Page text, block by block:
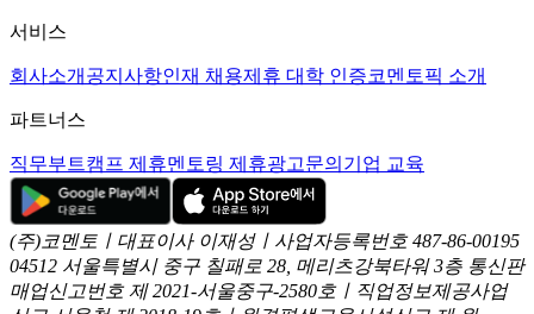
서비스
회사소개 공지사항인재 채용제휴 대학 인증코멘토픽 소개
파트너스
직무부트캠프 제휴멘토링 제휴광고문의 기업 교육
(주)코멘토ㅣ대표이사 이재성ㅣ사업자등록번호 487-86-00195
04512 서울특별시 중구 칠패로 28, 메리츠강북타워 3층 통신판
매업신고번호 제 2021-서울중구-2580호ㅣ직업정보제공사업